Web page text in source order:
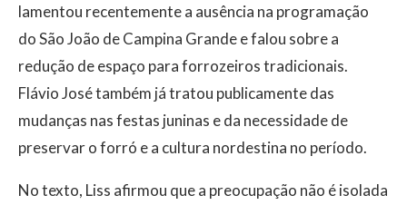
lamentou recentemente a ausência na programação
do São João de Campina Grande e falou sobre a
redução de espaço para forrozeiros tradicionais.
Flávio José também já tratou publicamente das
mudanças nas festas juninas e da necessidade de
preservar o forró e a cultura nordestina no período.
No texto, Liss afirmou que a preocupação não é isolada